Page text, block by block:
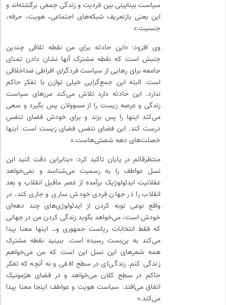
سیاست بینابینی بین فردیت و زندگی جمعی برگشته‌اند و
این یعنی بازتعریف شبکه‌های اجتماعی، هویت، حرفه،
جنسیت.»
وی افزود: «این حادثه برای من نقطه تلاقی چندین
جنبش است که نقطه مشترک آنها نشان دادن تمنای
جامعه برای رهایی از سیاست فردگرای افراطی ضداخلاقی
است. البته این جمع‌گرایی خیلی توازن با تفکر حاکم
ندارد. این حادثه دارد تلاش می‌کند مرزهای سیاست
زندگی و عرصه زیست را از مسوولان پس بگیرد و سعی
می‌کند اینها را پس بزند و برای خودش فضای تنفس
درست کند. این فضای تنفس فضای زیست است. اینها
خصلت‌های دهه شصتی‌هاست.»
منتظرقائم در پایان تاکید کرد: «بنابراین دقت کنید این
نسل عواطف را به رسمیت می‌شناسد و نمی‌خواهد
عقلانیت ایدئولوژیک برآمده از عصر ماقبل انقلاب و بعد
انقلاب را در جهان فردی خودش ساری و جاری کند. در
واقع نوعی توبه کردن از ایدئولوژی‌های چند دهه‌ای
خودش است، می‌خواهد بگوید زندگی کردن من در جهانی
که فقط انتخابات ریاست جمهوری و… اینها معنا پیدا
می‌کند به بن‌بست رسیده است. ببینید نقطه مشترک
همه شعرهای این نسل این است که من می‌خواهم
زندگی کنم. زندگی‌ای در سطح افقی و نه آنچه که تفکر
حاکم در سطح کلان می‌خواهد و در فضای هژمونیک
اتفاق می‌افتد. سیاست هویت و عواطف اینجا معنا پیدا
می‌کند.»